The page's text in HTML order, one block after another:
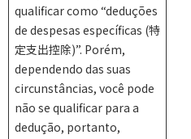
qualificar como “deduções
de despesas específicas (特
定支出控除)”. Porém,
dependendo das suas
circunstâncias, você pode
não se qualificar para a
dedução, portanto,